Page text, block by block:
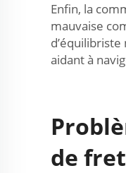
Enfin, la
mauvaise
aidant à
de